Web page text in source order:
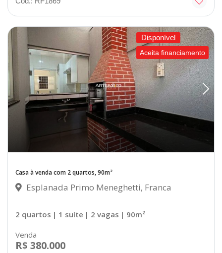
Disponível
Aceita financiamento
Casa à venda com 2 quartos, 90m²
Esplanada Primo Meneghetti, Franca
2 quartos | 1 suíte | 2 vagas | 90m²
Venda
R$ 380.000